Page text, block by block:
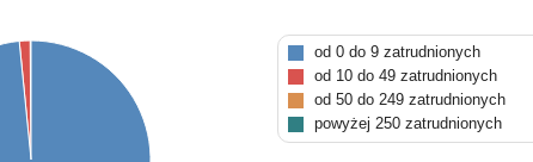
od 0 do 9 zatrudnionych
od 10 do 49 zatrudnionych
od 50 do 249 zatrudnionych
powyżej 250 zatrudnionych